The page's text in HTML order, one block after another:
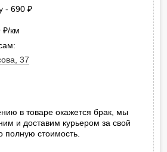
- 690
руб.
/км
37
в товаре окажется брак, мы
и доставим курьером за свой
полную стоимость.